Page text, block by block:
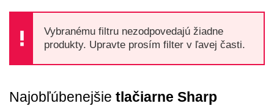
Vybranému filtru nezodpovedajú žiadne
produkty. Upravte prosím filter v ľavej časti.
Najobľúbenejšie tlačiarne Sharp